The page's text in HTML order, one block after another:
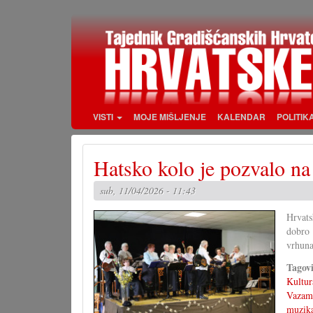
VISTI MOJE MIŠLJENJE KALENDAR
Hatsko kolo je pozvalo
sub, 11/04/2026 - 11:43
Vazam